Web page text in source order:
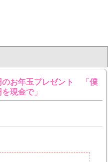
のお年玉プレゼント 「僕
現金で」